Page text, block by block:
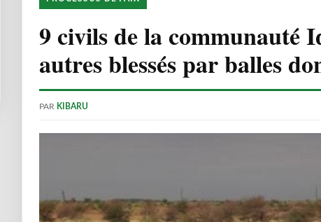
9 civils de la communauté
autres blessés par balles
PAR KIBARU